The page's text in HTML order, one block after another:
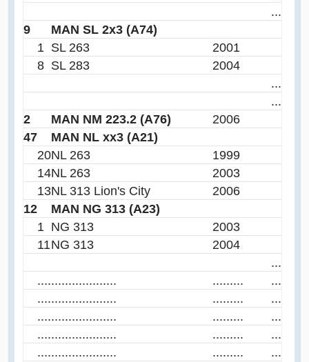
...
9
MAN SL 2x3 (A74)
1 SL 263
2001
8 SL 283
2004
...
...
2
MAN NM 223.2 (A76)
2006
47
MAN NL xx3 (A21)
20NL 263
1999
14NL 263
2003
13NL 313 Lion's City
2006
12
MAN NG 313 (A23)
1 NG 313
2003
11NG 313
2004
...
....................... .........
...
....................... .........
...
....................... .........
...
....................... .........
...
....................... .........
...